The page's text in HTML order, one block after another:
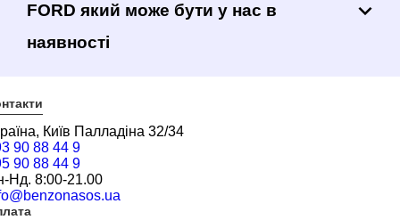
FORD який може бути у нас в
наявності
Київ Палладіна 32/34
90 88 44 9
90 88 44 9
Нд. 8:00-21.00